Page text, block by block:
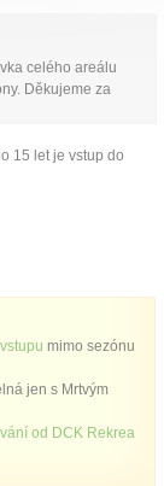
celého areálu
Děkujeme za
15 let je vstup do
mimo sezónu
jen s Mrtvým
od DCK Rekrea